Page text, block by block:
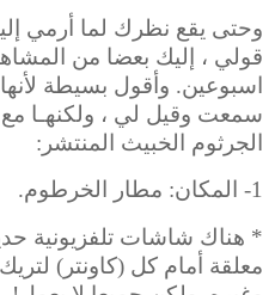
وحتى يقع نظرك لما أرمي
قولي ، إليك بعضا من
اسبوعين. وأقول بسيطة
سمعت وقيل لي ، ولكنهـا
الجرثوم الخبيث المنتشر:
1- المكان: مطار الخرطوم.
* هناك شاشات تلفزيونية
معلقة أمام كل (كاونتر)